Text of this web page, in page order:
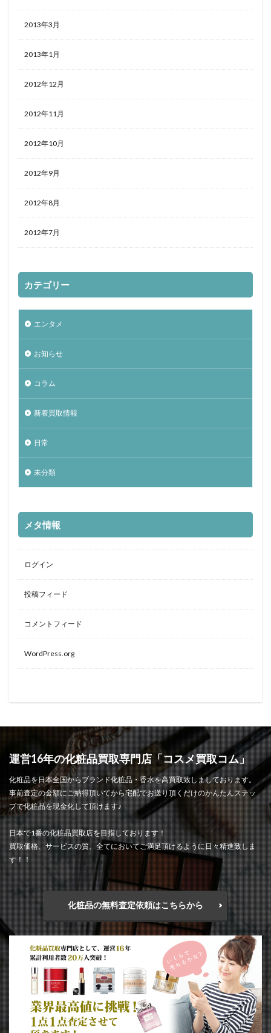
2013年3月
2013年1月
2012年12月
2012年11月
2012年10月
2012年9月
2012年8月
2012年7月
カテゴリー
エンタメ
お知らせ
コラム
新着買取情報
日常
未分類
メタ情報
ログイン
投稿フィード
コメントフィード
WordPress.org
運営16年の化粧品買取専門店「コスメ買取コム」
化粧品を日本全国からブランド化粧品・香水を高買取致しましております。
事前査定の金額にご納得頂いてから宅配でお送り頂くだけのかんたんステッ
プで化粧品を現金化して頂けます♪
日本で1番の化粧品買取店を目指しております！
買取価格、サービスの質、全てにおいてご満足頂けるように日々精進致しま
す！！
化粧品の無料査定依頼はこちらから